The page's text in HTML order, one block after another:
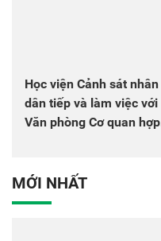
Học viện Cảnh sát nhân
dân tiếp và làm việc với
Văn phòng Cơ quan hợp
MỚI NHẤT